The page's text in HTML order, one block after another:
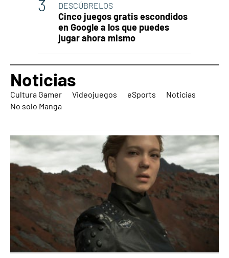
DESCÚBRELOS
Cinco juegos gratis escondidos
en Google a los que puedes
jugar ahora mismo
Noticias
Cultura Gamer Videojuegos eSports
Noticias
No solo Manga